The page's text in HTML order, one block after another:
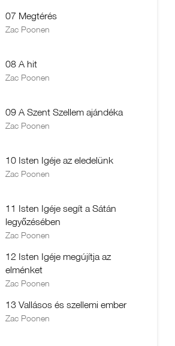
07 Megtérés
Zac Poonen
08 A hit
Zac Poonen
09 A Szent Szellem ajándéka
Zac Poonen
10 Isten Igéje az eledelünk
Zac Poonen
11 Isten Igéje segít a Sátán
legyőzésében
Zac Poonen
12 Isten Igéje megújítja az
elménket
Zac Poonen
13 Vallásos és szellemi ember
Zac Poonen